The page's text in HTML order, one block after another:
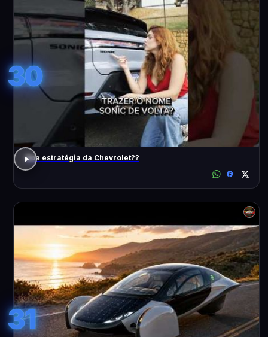
30
Boa estratégia da Chevrolet??
31